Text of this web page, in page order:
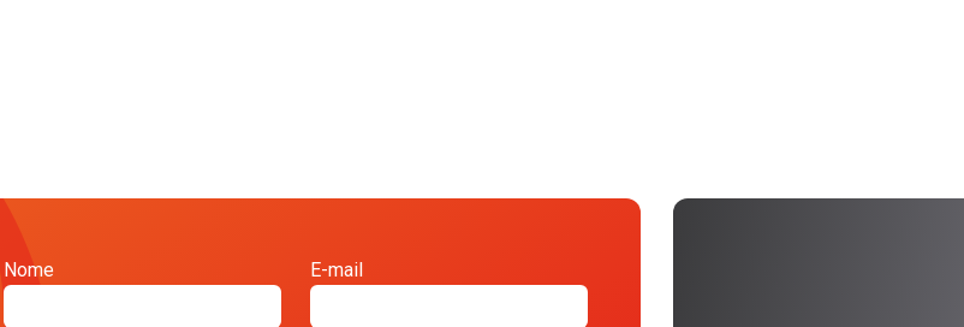
Nome E-mail